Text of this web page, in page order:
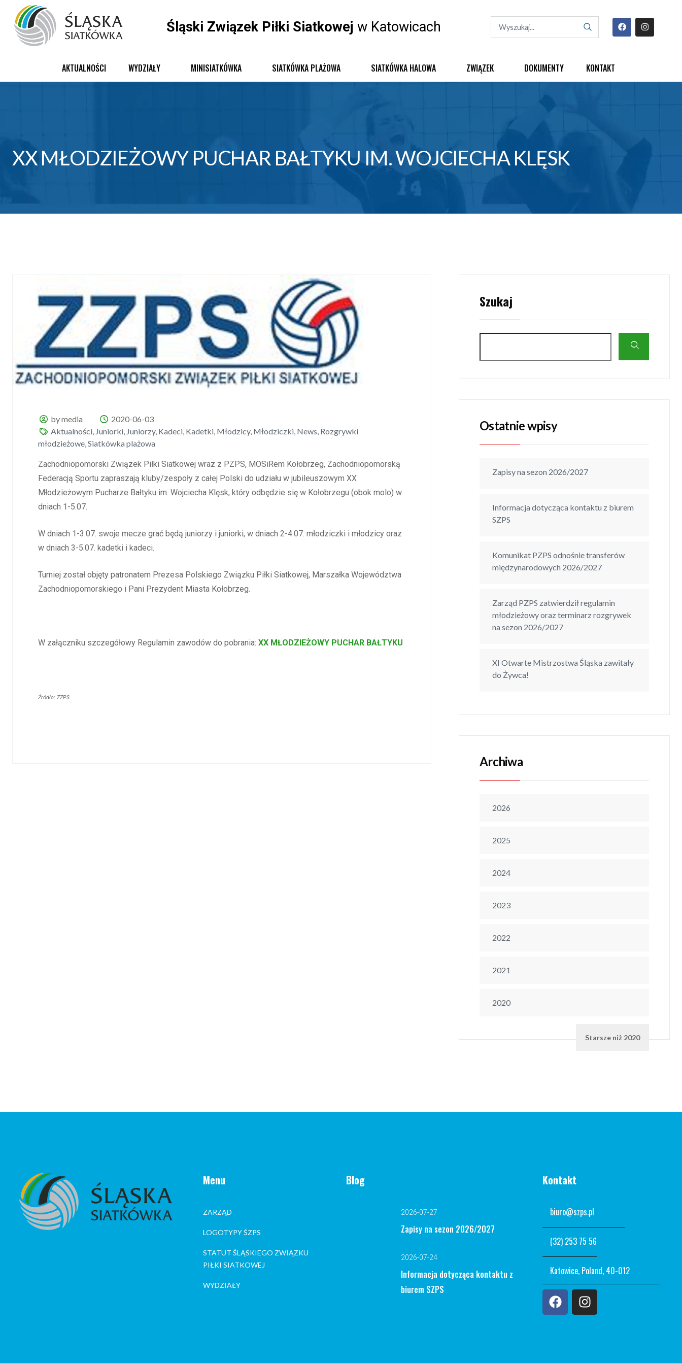
Śląski Związek Piłki Siatkowej w Katowicach
AKTUALNOŚCI WYDZIAŁY MINISIATKÓWKA SIATKÓWKA PLAŻOWA SIATKÓWKA HALOWA ZWIĄZEK DOKUMENTY KONTAKT
XX MŁODZIEŻOWY PUCHAR BAŁTYKU IM. WOJCIECHA KLĘSK
by media
2020-06-03
Aktualności Juniorki Juniorzy, Kadeci Kadetki Młodzicy, Młodziczki News Rozgrywki
młodzieżowe Siatkówka plażowa
Zachodniopomorski Związek Piłki Siatkowej wraz z PZPS, MOSiRem Kołobrzeg, Zachodniopomorską
Federacją Sportu zapraszają kluby/zespoły z całej Polski do udziału w jubileuszowym XX
Młodzieżowym Pucharze Bałtyku im. Wojciecha Klęsk, który odbędzie się w Kołobrzegu (obok molo) w
dniach 1-5.07.
W dniach 1-3.07. swoje mecze grać będą juniorzy i juniorki, w dniach 2-4.07. młodziczki i młodzicy oraz
w dniach 3-5.07. kadetki i kadeci.
Turniej został objęty patronatem Prezesa Polskiego Związku Piłki Siatkowej, Marszałka Województwa
Zachodniopomorskiego i Pani Prezydent Miasta Kołobrzeg.
W załączniku szczegółowy Regulamin zawodów do pobrania: XX MŁODZIEŻOWY PUCHAR BAŁTYKU
Źródło: ZZPS
Szukaj
Ostatnie wpisy
Zapisy na sezon 2026/2027
Informacja dotycząca kontaktu z biurem
SZPS
Komunikat PZPS odnośnie transferów
międzynarodowych 2026/2027
Zarząd PZPS zatwierdził regulamin
młodzieżowy oraz terminarz rozgrywek
na sezon 2026/2027
XI Otwarte Mistrzostwa Śląska zawitały
do Żywca!
Archiwa
2026
2025
2024
2023
2022
2021
2020
Starsze niż 2020
Menu
ZARZĄD
LOGOTYPY ŚZPS
STATUT ŚLĄSKIEGO ZWIĄZKU
PIŁKI SIATKOWEJ
WYDZIAŁY
Blog
2026-07-27
Zapisy na sezon 2026/2027
2026-07-24
Informacja dotycząca kontaktu z
biurem SZPS
Kontakt
biuro@szps.pl
(32) 253 75 56
Katowice, Poland, 40-012